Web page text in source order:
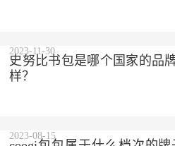
史努比书包是哪个国家的品
样？
2023-11-30
2023-08-15